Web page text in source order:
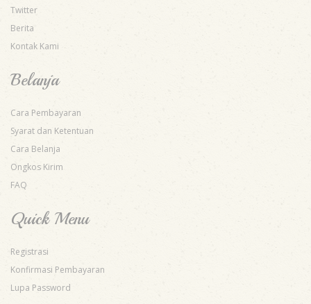
Twitter
Berita
Kontak Kami
Belanja
Cara Pembayaran
Syarat dan Ketentuan
Cara Belanja
Ongkos Kirim
FAQ
Quick Menu
Registrasi
Konfirmasi Pembayaran
Lupa Password